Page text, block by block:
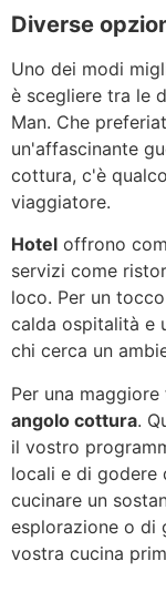
Diverse
Uno dei modi
è scegliere tra le
Man. Che
un'affascinante
cottura, c'è
viaggiatore.
Hotel offrono
servizi come
loco. Per un
calda ospitalità e
chi cerca un
Per una
angolo cottura.
il vostro
locali e di godere
cucinare un
esplorazione o di
vostra cucina